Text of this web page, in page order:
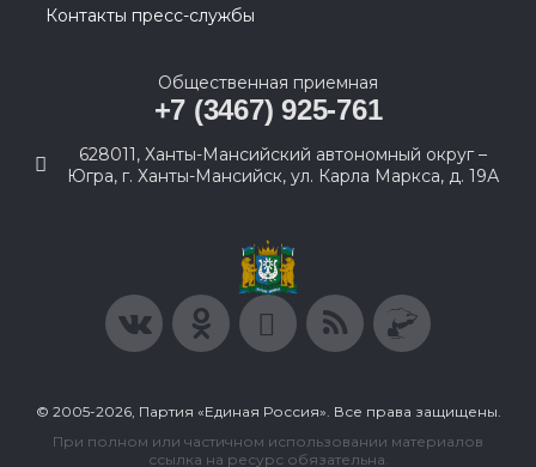
Контакты пресс-службы
Общественная приемная
+7 (3467) 925-761
628011, Ханты-Мансийский автономный округ –
Югра, г. Ханты-Мансийск, ул. Карла Маркса, д. 19А
© 2005-2026, Партия «Единая Россия». Все права защищены.
При полном или частичном использовании материалов
ссылка на ресурс обязательна.